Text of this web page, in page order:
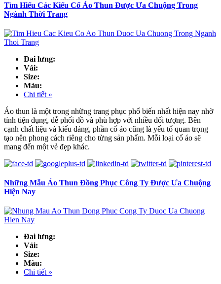
Tìm Hiểu Các Kiểu Cổ Áo Thun Được Ưa Chuộng Trong
Ngành Thời Trang
Đai lưng:
Vải:
Size:
Màu:
Chi tiết »
Áo thun là một trong những trang phục phổ biến nhất hiện nay nhờ
tính tiện dụng, dễ phối đồ và phù hợp với nhiều đối tượng. Bên
cạnh chất liệu và kiểu dáng, phần cổ áo cũng là yếu tố quan trọng
tạo nên phong cách riêng cho từng sản phẩm. Mỗi loại cổ áo sẽ
mang đến một vẻ đẹp khác.
Những Mẫu Áo Thun Đồng Phục Công Ty Được Ưa Chuộng
Hiện Nay
Đai lưng:
Vải:
Size:
Màu:
Chi tiết »